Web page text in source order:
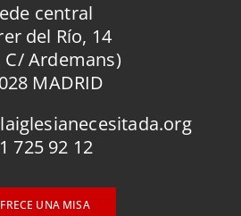
central
del Río, 14
C/ Ardemans)
MADRID
725 92 12
UNA MISA